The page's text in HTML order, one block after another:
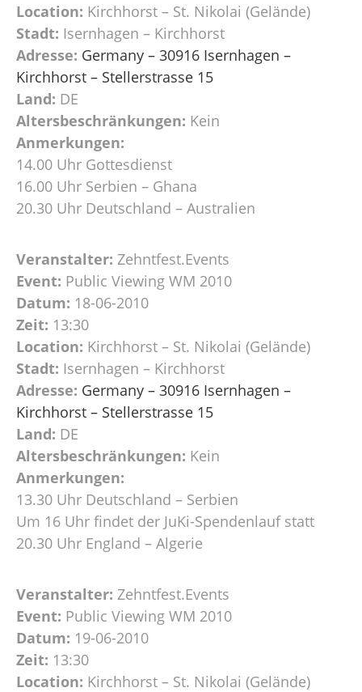
Location: Kirchhorst – St. Nikolai (Gelände)
Stadt: Isernhagen – Kirchhorst
Adresse: Germany – 30916 Isernhagen –
Kirchhorst – Stellerstrasse 15
Land: DE
Altersbeschränkungen: Kein
Anmerkungen:
14.00 Uhr Gottesdienst
16.00 Uhr Serbien – Ghana
20.30 Uhr Deutschland – Australien
Veranstalter: Zehntfest.Events
Event: Public Viewing WM 2010
Datum: 18-06-2010
Zeit: 13:30
Location: Kirchhorst – St. Nikolai (Gelände)
Stadt: Isernhagen – Kirchhorst
Adresse: Germany – 30916 Isernhagen –
Kirchhorst – Stellerstrasse 15
Land: DE
Altersbeschränkungen: Kein
Anmerkungen:
13.30 Uhr Deutschland – Serbien
Um 16 Uhr findet der JuKi-Spendenlauf statt
20.30 Uhr England – Algerie
Veranstalter: Zehntfest.Events
Event: Public Viewing WM 2010
Datum: 19-06-2010
Zeit: 13:30
Location: Kirchhorst – St. Nikolai (Gelände)